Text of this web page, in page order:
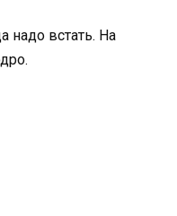
надо встать. На